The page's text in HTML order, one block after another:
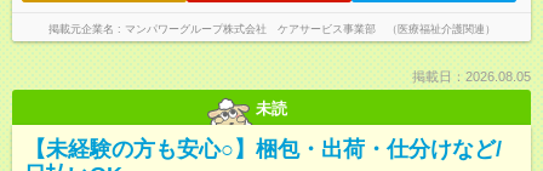
掲載元企業名 マンパワーグループ株式会社 ケアサービス事業部 （医療福祉介護関連）
掲載日：2026.08.05
未読
【未経験の方も安心○】梱包・出荷・仕分けなど/